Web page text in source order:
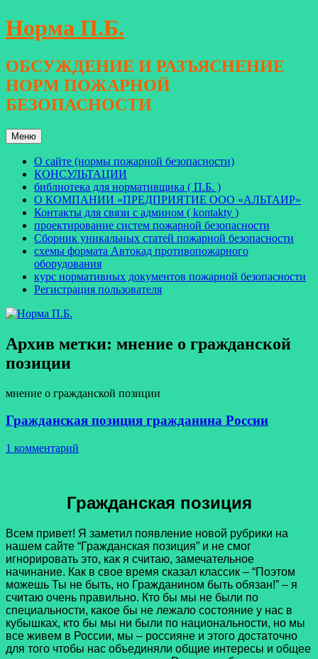
Перейти
к
Норма П.Б.
ОБСУЖДЕНИЕ И РАЗЪЯСНЕНИЕ
НОРМ ПОЖАРНОЙ
БЕЗОПАСНОСТИ
Меню
О сайте (нормы пожарной безопасности)
КОНСУЛЬТАЦИИ
библиотека для нормативщика ( П.Б. )
О КОМПАНИИ «ПРЕДПРИЯТИЕ ООО «АЛЬТАИР»
Контакты для связи с админом ( kontakty )
проектирование систем пожарной безопасности
Сборник уникальных статей пожарной безопасности
схемы формата Автокад противопожарного
оборудования
курс нормативных документов пожарной безопасности
Регистрация пользователя
Архив метки: мнение о гражданской
позиции
мнение о гражданской позиции
Гражданская позиция гражданина России
1 комментарий
Гражданская позиция
Всем привет! Я заметил появление новой рубрики на
нашем сайте “Гражданская позиция” и не смог
игнорировать это, как я считаю, замечательное
начинание. Как в свое время сказал классик – “Поэтом
можешь Ты не быть, но Гражданином быть обязан!” – я
считаю очень правильно. Кто бы мы не были по
специальности, какое бы не лежало состояние у нас в
кубышках, кто бы мы ни были по национальности, но мы
все живем в России, мы – россияне и этого достаточно
для того чтобы нас объединяли общие интересы и общее